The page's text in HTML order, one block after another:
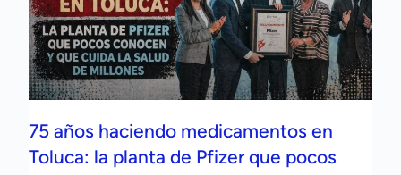
75 años haciendo medicamentos en
Toluca: la planta de Pfizer que pocos